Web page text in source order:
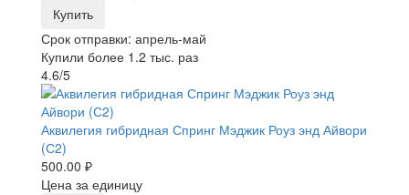
Купить
Срок отправки: апрель-май
Купили более 1.2 тыс. раз
4.6/5
Аквилегия гибридная Спринг Мэджик Роуз энд Айвори
(С2)
500.00 ₽
Цена за единицу